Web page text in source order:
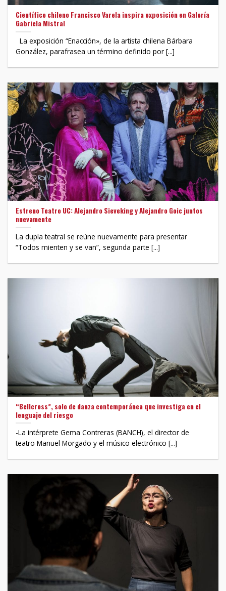
Científico chileno Francisco Varela inspira exposición en Galería
Gabriela Mistral
La exposición “Enacción», de la artista chilena Bárbara
González, parafrasea un término definido por [...]
Estreno Teatro UC: Alejandro Sieveking y Alejandro Goic juntos
nuevamente
La dupla teatral se reúne nuevamente para presentar
“Todos mienten y se van”, segunda parte [...]
“Bellcross”, solo de danza contemporánea que investiga en el
lenguaje del riesgo
-La intérprete Gema Contreras (BANCH), el director de
teatro Manuel Morgado y el músico electrónico [...]